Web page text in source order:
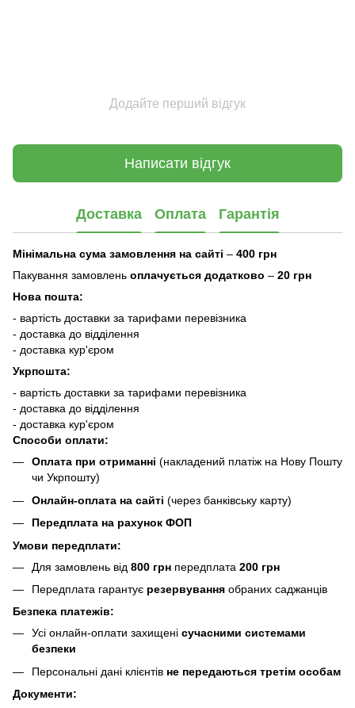
Додайте перший відгук
Написати відгук
Доставка Оплата Гарантія
Мінімальна сума замовлення на сайті – 400 грн
Пакування замовлень оплачується додатково – 20 грн
Нова пошта:
- вартість доставки за тарифами перевізника
- доставка до відділення
- доставка кур'єром
Укрпошта:
- вартість доставки за тарифами перевізника
- доставка до відділення
- доставка кур'єром
Способи оплати:
Оплата при отриманні (накладений платіж на Нову Пошту
чи Укрпошту)
Онлайн-оплата на сайті (через банківську карту)
Передплата на рахунок ФОП
Умови передплати:
Для замовлень від 800 грн передплата 200 грн
Передплата гарантує резервування обраних саджанців
Безпека платежів:
Усі онлайн-оплати захищені сучасними системами
безпеки
Персональні дані клієнтів не передаються третім особам
Документи: